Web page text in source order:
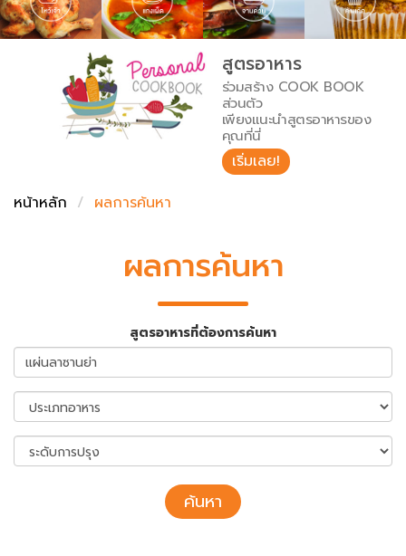
เคล็ดลับน่ารู้
เปรียบเทียบหน่วยการตวง
เปรียบเทียบอุณหภูมิ
เปรียบเทียบน้ำหนักวัตถุดิบ
FoodPedia
สร้าง Cookbook
สูตรอาหาร
ร่วมสร้าง COOK BOOK
ส่วนตัว
เพียงแนะนำสูตรอาหารของ
คุณที่นี่
เริ่มเลย!
หน้าหลัก
ผลการค้นหา
ผลการค้นหา
สูตรอาหารที่ต้องการค้นหา
ค้นหา